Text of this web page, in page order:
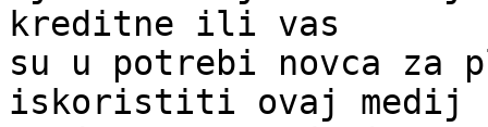
kreditne ili vas
su u potrebi novca za
iskoristiti ovaj medij